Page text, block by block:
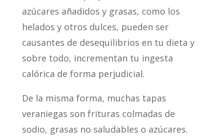
azúcares añadidos y grasas, como los
helados y otros dulces, pueden ser
causantes de desequilibrios en tu dieta y
sobre todo, incrementan tu ingesta
calórica de forma perjudicial.
De la misma forma, muchas tapas
veraniegas son frituras colmadas de
sodio, grasas no saludables o azúcares.